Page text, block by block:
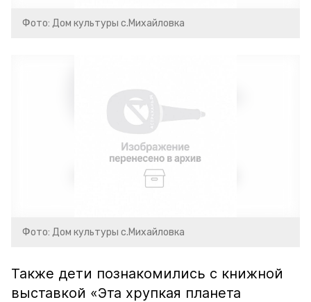
Фото: Дом культуры с.Михайловка
Фото: Дом культуры с.Михайловка
Также дети познакомились с книжной
выставкой «Эта хрупкая планета